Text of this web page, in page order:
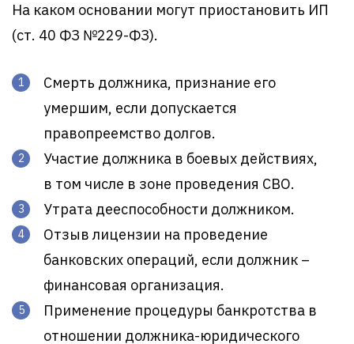
На каком основании могут приостановить ИП
(ст. 40 ФЗ №229-ФЗ).
Смерть должника, признание его
умершим, если допускается
правопреемство долгов.
Участие должника в боевых действиях,
в том числе в зоне проведения СВО.
Утрата дееспособности должником.
Отзыв лицензии на проведение
банковских операций, если должник –
финансовая организация.
Применение процедуры банкротства в
отношении должника-юридического